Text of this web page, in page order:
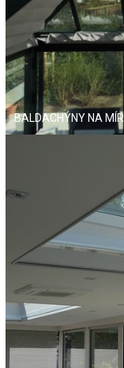
BALDACHÝNY NA